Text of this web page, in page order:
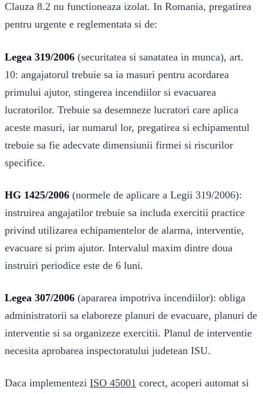
Clauza 8.2 nu functioneaza izolat. In Romania, pregatirea
pentru urgente e reglementata si de:
Legea 319/2006 (securitatea si sanatatea in munca), art.
10: angajatorul trebuie sa ia masuri pentru acordarea
primului ajutor, stingerea incendiilor si evacuarea
lucratorilor. Trebuie sa desemneze lucratori care aplica
aceste masuri, iar numarul lor, pregatirea si echipamentul
trebuie sa fie adecvate dimensiunii firmei si riscurilor
specifice.
HG 1425/2006 (normele de aplicare a Legii 319/2006):
instruirea angajatilor trebuie sa includa exercitii practice
privind utilizarea echipamentelor de alarma, interventie,
evacuare si prim ajutor. Intervalul maxim dintre doua
instruiri periodice este de 6 luni.
Legea 307/2006 (apararea impotriva incendiilor): obliga
administratorii sa elaboreze planuri de evacuare, planuri de
interventie si sa organizeze exercitii. Planul de interventie
necesita aprobarea inspectoratului judetean ISU.
Daca implementezi ISO 45001 corect, acoperi automat si